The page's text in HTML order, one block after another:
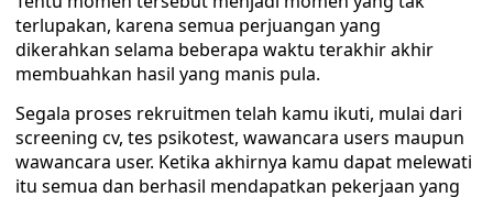
terlupakan, karena semua perjuangan yang
dikerahkan selama beberapa waktu terakhir akhir
membuahkan hasil yang manis pula.
Segala proses rekruitmen telah kamu ikuti, mulai dari
screening cv, tes psikotest, wawancara users maupun
wawancara user. Ketika akhirnya kamu dapat melewati
itu semua dan berhasil mendapatkan pekerjaan yang